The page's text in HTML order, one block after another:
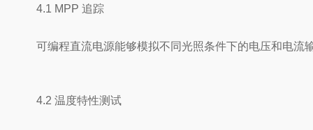
4.1 MPP 追踪
可编程直流电源能够模拟不同光照条件下的电压和电流
4.2 温度特性测试